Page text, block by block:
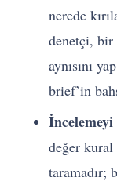
nerede
denetçi, bir
aynısını
brief’in
değer kural
taramadır;